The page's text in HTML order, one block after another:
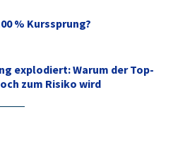
% Kurssprung?
explodiert: Warum der Top-
zum Risiko wird